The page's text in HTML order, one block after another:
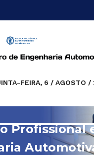
FEIRA, 6 / AGOSTO /
Profissional